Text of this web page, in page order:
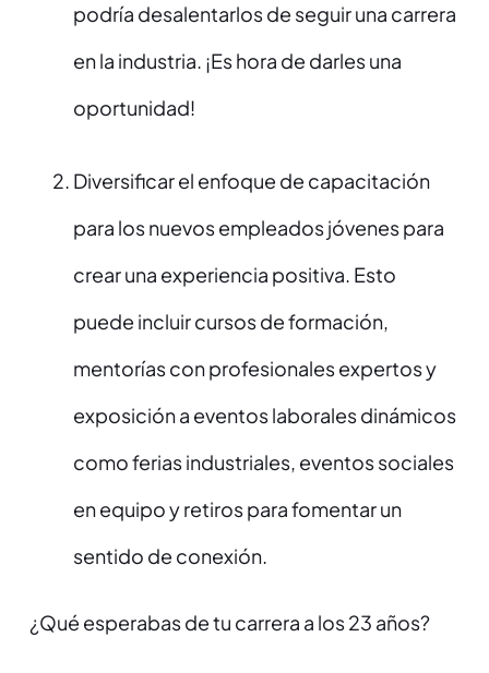
podría desalentarlos de seguir una carrera
en la industria. ¡Es hora de darles una
oportunidad!
Diversificar el enfoque de capacitación
para los nuevos empleados jóvenes para
crear una experiencia positiva. Esto
puede incluir cursos de formación,
mentorías con profesionales expertos y
exposición a eventos laborales dinámicos
como ferias industriales, eventos sociales
en equipo y retiros para fomentar un
sentido de conexión.
¿Qué esperabas de tu carrera a los 23 años?